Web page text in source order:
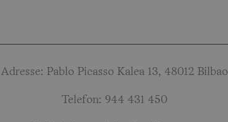
Adresse: Pablo Picasso Kalea 13, 48012 Bilbao
Telefon: 944 431 450